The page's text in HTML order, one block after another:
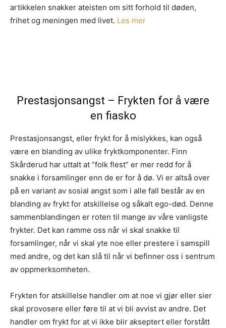
artikkelen snakker ateisten om sitt forhold til døden,
frihet og meningen med livet. Les mer
Prestasjonsangst – Frykten for å være
en fiasko
Prestasjonsangst, eller frykt for å mislykkes, kan også
være en blanding av ulike fryktkomponenter. Finn
Skårderud har uttalt at ”folk flest” er mer redd for å
snakke i forsamlinger enn de er for å dø. Vi er altså over
på en variant av sosial angst som i alle fall består av en
blanding av frykt for atskillelse og såkalt ego-død. Denne
sammenblandingen er roten til mange av våre vanligste
frykter. Det kan ramme oss når vi skal snakke til
forsamlinger, når vi skal yte noe eller prestere i samspill
med andre, og det kan slå til når vi befinner oss i sentrum
av oppmerksomheten.
Frykten for atskillelse handler om at noe vi gjør eller sier
skal provosere eller føre til at vi bli avvist av andre. Det
handler om frykt for at vi ikke blir akseptert eller forstått